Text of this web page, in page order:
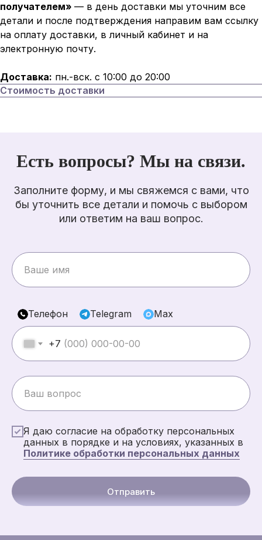
получателем» — в день доставки мы уточним все
детали и после подтверждения направим вам ссылку
на оплату доставки, в личный кабинет и на
электронную почту.
Доставка: пн.-вск. с 10:00 до 20:00
Стоимость доставки
Есть вопросы? Мы на связи.
Заполните форму, и мы свяжемся с вами, что
бы уточнить все детали и помочь с выбором
или ответим на ваш вопрос.
Телефон Telegram Max
+7
Я даю согласие на обработку персональных
данных в порядке и на условиях, указанных в
Политике обработки персональных данных
Отправить